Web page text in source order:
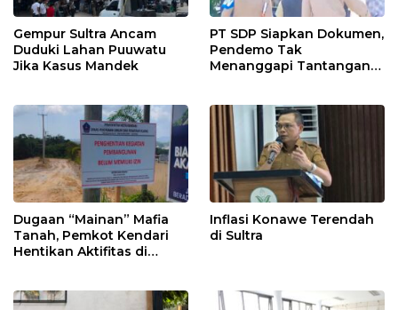
Gempur Sultra Ancam
Duduki Lahan Puuwatu
Jika Kasus Mandek
PT SDP Siapkan Dokumen,
Pendemo Tak
Menanggapi Tantangan
Dugaan “Mainan” Mafia
Tanah, Pemkot Kendari
Hentikan Aktifitas di
Inflasi Konawe Terendah
di Sultra